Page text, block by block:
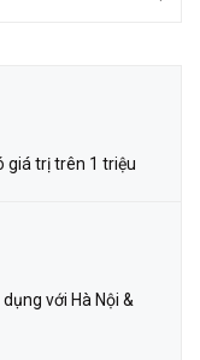
giá trị trên 1 triệu
với Hà Nội &